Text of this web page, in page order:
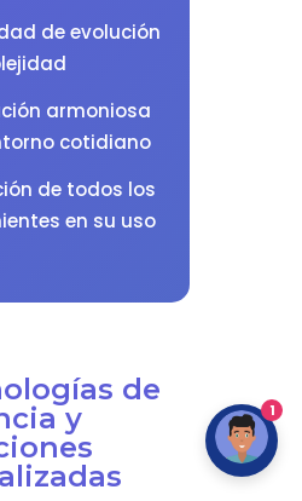
de evolución
armoniosa
cotidiano
de todos los
en su uso
de
y
1